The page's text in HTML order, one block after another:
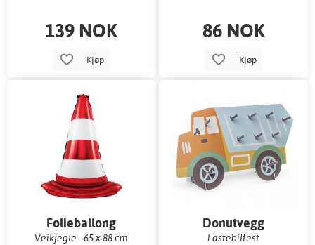
139 NOK
Kjøp
86 NOK
Kjøp
Folieballong
Veikjegle - 65 x 88 cm
Donutvegg
Lastebilfest